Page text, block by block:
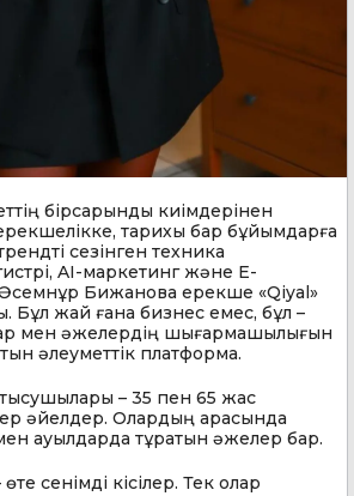
бірсарынды киімдерінен
тарихы бар бұйымдарға
сезінген техника
AI-маркетинг және E-
Бижанова ерекше «Qiyal»
Бұл жай ғана бизнес емес, бұл –
мен әжелердің шығармашылығын
әлеуметтік платформа.
– 35 пен 65 жас
әйелдер. Олардың арасында
ауылдарда тұратын әжелер бар.
сенімді кісілер. Тек олар